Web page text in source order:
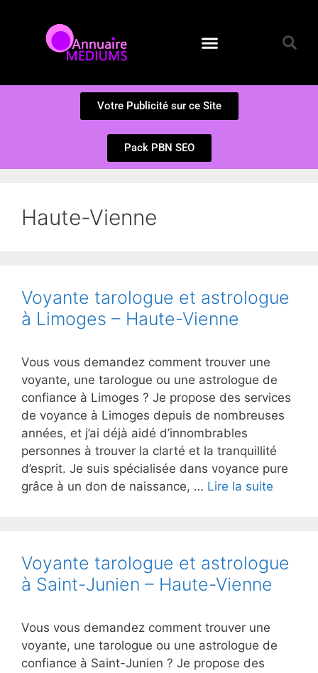
Votre Publicité sur ce Site
Pack PBN SEO
Haute-Vienne
Voyante tarologue et astrologue
à Limoges – Haute-Vienne
Vous vous demandez comment trouver une
voyante, une tarologue ou une astrologue de
confiance à Limoges ? Je propose des services
de voyance à Limoges depuis de nombreuses
années, et j’ai déjà aidé d’innombrables
personnes à trouver la clarté et la tranquillité
d’esprit. Je suis spécialisée dans voyance pure
grâce à un don de naissance, … Lire la suite
Voyante tarologue et astrologue
à Saint-Junien – Haute-Vienne
Vous vous demandez comment trouver une
voyante, une tarologue ou une astrologue de
confiance à Saint-Junien ? Je propose des